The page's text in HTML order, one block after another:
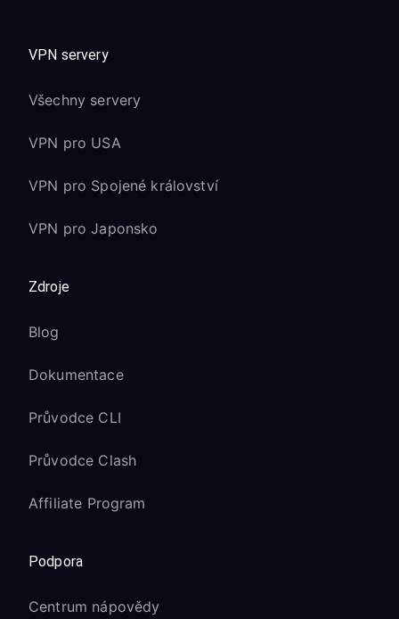
VPN servery
Všechny servery
VPN pro USA
VPN pro Spojené království
VPN pro Japonsko
Zdroje
Blog
Dokumentace
Průvodce CLI
Průvodce Clash
Affiliate Program
Podpora
Centrum nápovědy